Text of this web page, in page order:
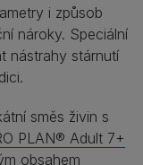
i způsob
nároky. Speciální
nástrahy stárnutí
směs živin s
PLAN® Adult 7+
obsahem